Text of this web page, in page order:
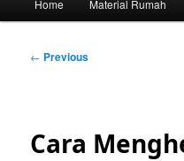
Home Material Rumah
Post
← Previous
Cara